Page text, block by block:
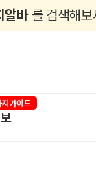
알바 를 검색해보
지가이드